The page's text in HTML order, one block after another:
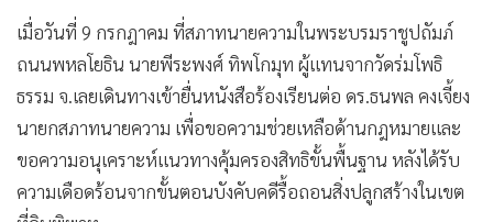
• ชุมชน-คุณภาพชีวิต
• อาชญากรรม
• Motoring
• เกม
• วิทยาศาสตร์
• SMEs
เมื่อวันที่ 9 กรกฎาคม ที่สภาทนายความในพระบรมราชูปถัมภ์
ถนนพหลโยธิน นายพีระพงศ์ ทิพโกมุท ผู้แทนจากวัดร่มโพธิ
ธรรม จ.เลยเดินทางเข้ายื่นหนังสือร้องเรียนต่อ ดร.ธนพล คงเจี้ยง
นายกสภาทนายความ เพื่อขอความช่วยเหลือด้านกฎหมายและ
ขอความอนุเคราะห์แนวทางคุ้มครองสิทธิขั้นพื้นฐาน หลังได้รับ
ความเดือดร้อนจากขั้นตอนบังคับคดีรื้อถอนสิ่งปลูกสร้างในเขต
ที่ดินพิพาท